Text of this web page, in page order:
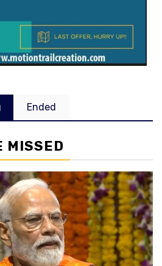
Ended
MISSED